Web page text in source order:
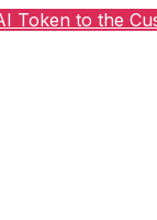
to the